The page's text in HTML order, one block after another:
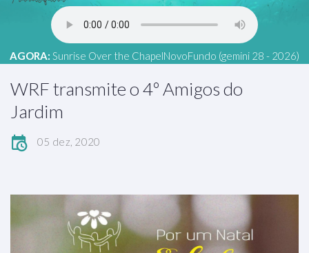
AGORA: Sunrise Over the ChapelNovoFundo (gemini 28 - 2026)
WRF transmite o 4º Amigos do
Jardim
05 dez, 2020